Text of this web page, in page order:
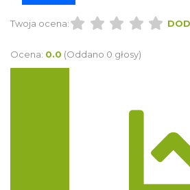
Twoja ocena:
Ocena: 0.0 (Oddano 0 głosy)